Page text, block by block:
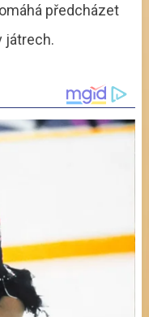
předcházet
játrech.